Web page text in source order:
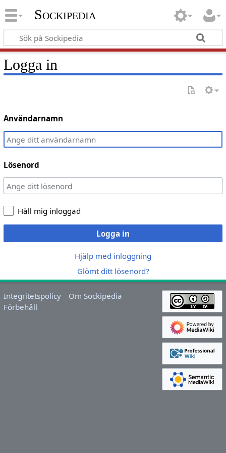
Sockipedia
Logga in
Användarnamn
Lösenord
Håll mig inloggad
Logga in
Hjälp med inloggning
Glömt ditt lösenord?
Integritetspolicy
Om Sockipedia
Förbehåll